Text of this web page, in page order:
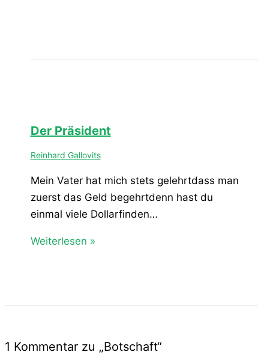
Der Präsident
Reinhard Gallovits
Mein Vater hat mich stets gelehrtdass man
zuerst das Geld begehrtdenn hast du
einmal viele Dollarfinden…
Weiterlesen »
1 Kommentar zu „Botschaft“